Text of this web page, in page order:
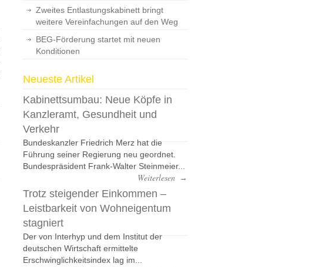
Zweites Entlastungskabinett bringt
weitere Vereinfachungen auf den Weg
BEG-Förderung startet mit neuen
Konditionen
Neueste Artikel
Kabinettsumbau: Neue Köpfe in
Kanzleramt, Gesundheit und
Verkehr
Bundeskanzler Friedrich Merz hat die
Führung seiner Regierung neu geordnet.
Bundespräsident Frank-Walter Steinmeier...
Weiterlesen →
Trotz steigender Einkommen –
Leistbarkeit von Wohneigentum
stagniert
Der von Interhyp und dem Institut der
deutschen Wirtschaft ermittelte
Erschwinglichkeitsindex lag im...